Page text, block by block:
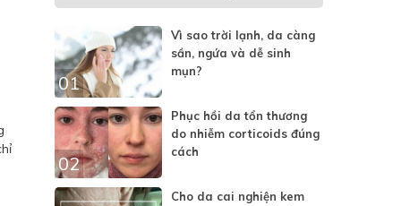
01
Vì sao trời lạnh, da càng
sần, ngứa và dễ sinh
mụn?
02
Phục hồi da tổn thương
do nhiễm corticoids đúng
cách
Cho da cai nghiện kem